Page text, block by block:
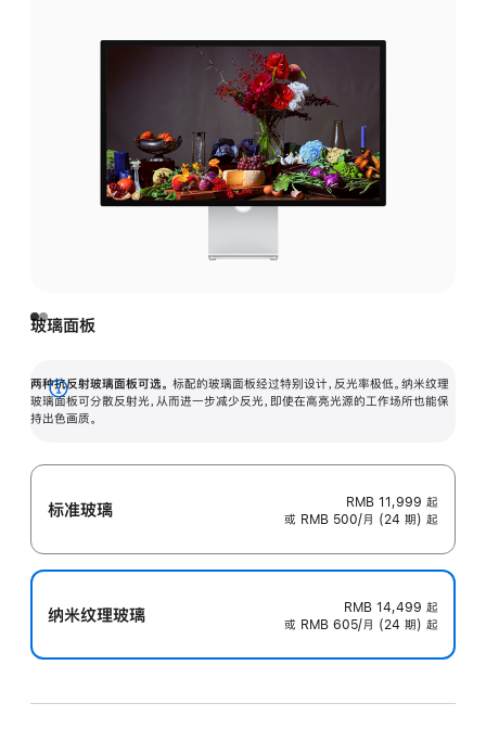
玻璃面板
两种抗反射玻璃面板可选。 标配的玻璃面板经过特别设计，反光率极低。纳米纹理
玻璃面板可分散反射光，从而进一步减少反光，即使在高亮光源的工作场所也能保
持出色画质。
展
开
标准玻璃 RMB 11,999 起
或 RMB 500/月 (24 期) 起
纳米纹理玻璃 RMB 14,499 起
或 RMB 605/月 (24 期) 起